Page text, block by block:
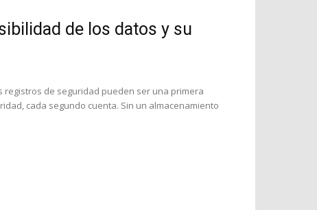
de los datos y su
registros de seguridad pueden ser una primera
cada segundo cuenta. Sin un almacenamiento